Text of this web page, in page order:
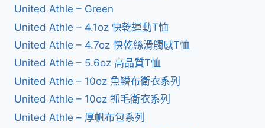
United Athle – Green
United Athle – 4.1oz 快乾運動T恤
United Athle – 4.7oz 快乾絲滑觸感T恤
United Athle – 5.6oz 高品質T恤
United Athle – 10oz 魚鱗布衛衣系列
United Athle – 10oz 抓毛衛衣系列
United Athle – 厚帆布包系列